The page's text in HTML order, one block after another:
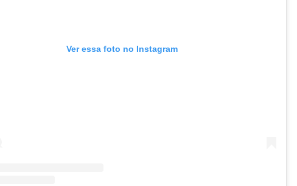
Ver essa foto no Instagram